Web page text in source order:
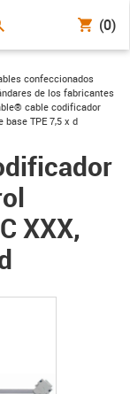
(0)
icon-arrow-right
confeccionados
de los fabricantes
right
cable codificador
base TPE 7,5 x d
XXX,